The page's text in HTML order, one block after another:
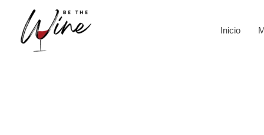
contenido
Inicio